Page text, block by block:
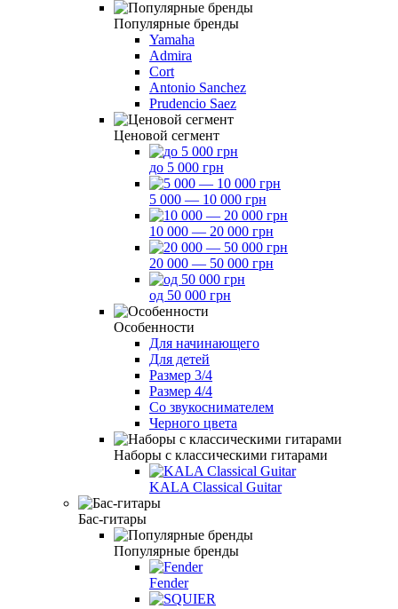
Популярные бренды
Yamaha
Admira
Cort
Antonio Sanchez
Prudencio Saez
Ценовой сегмент
до 5 000 грн
5 000 — 10 000 грн
10 000 — 20 000 грн
20 000 — 50 000 грн
од 50 000 грн
Особенности
Для начинающего
Для детей
Размер 3/4
Размер 4/4
Со звукоснимателем
Черного цвета
Наборы с классическими гитарами
KALA Classical Guitar
Бас-гитары
Популярные бренды
Fender